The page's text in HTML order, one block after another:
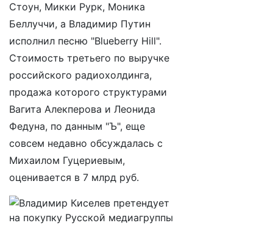
Стоун, Микки Рурк, Моника
Беллуччи, а Владимир Путин
исполнил песню "Blueberry Hill".
Стоимость третьего по выручке
российского радиохолдинга,
продажа которого структурами
Вагита Алекперова и Леонида
Федуна, по данным "Ъ", еще
совсем недавно обсуждалась с
Михаилом Гуцериевым,
оценивается в 7 млрд руб.